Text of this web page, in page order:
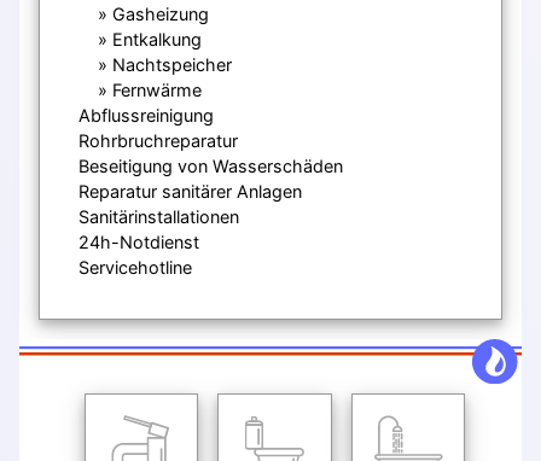
Gasheizung
Entkalkung
Nachtspeicher
Fernwärme
Abflussreinigung
Rohrbruchreparatur
Beseitigung von Wasserschäden
Reparatur sanitärer Anlagen
Sanitärinstallationen
24h-Notdienst
Servicehotline